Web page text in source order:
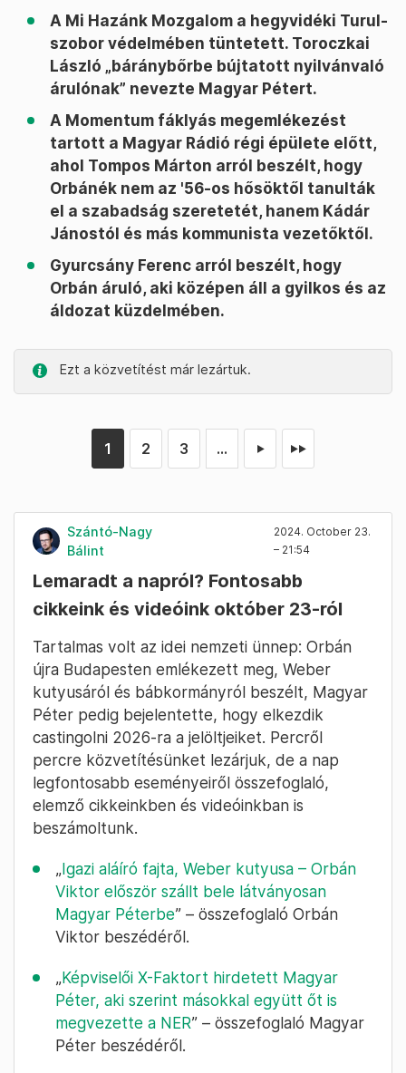
A Mi Hazánk Mozgalom a hegyvidéki Turul-
szobor védelmében tüntetett. Toroczkai
László „báránybőrbe bújtatott nyilvánvaló
árulónak” nevezte Magyar Pétert.
A Momentum fáklyás megemlékezést
tartott a Magyar Rádió régi épülete előtt,
ahol Tompos Márton arról beszélt, hogy
Orbánék nem az '56-os hősöktől tanulták
el a szabadság szeretetét, hanem Kádár
Jánostól és más kommunista vezetőktől.
Gyurcsány Ferenc arról beszélt, hogy
Orbán áruló, aki középen áll a gyilkos és az
áldozat küzdelmében.
Ezt a közvetítést már lezártuk.
1 2 3 ... ► ►►
Szántó-Nagy
Bálint
2024. October 23.
– 21:54
Lemaradt a napról? Fontosabb
cikkeink és videóink október 23-ról
Tartalmas volt az idei nemzeti ünnep: Orbán
újra Budapesten emlékezett meg, Weber
kutyusáról és bábkormányról beszélt, Magyar
Péter pedig bejelentette, hogy elkezdik
castingolni 2026-ra a jelöltjeiket. Percről
percre közvetítésünket lezárjuk, de a nap
legfontosabb eseményeiről összefoglaló,
elemző cikkeinkben és videóinkban is
beszámoltunk.
„Igazi aláíró fajta, Weber kutyusa – Orbán
Viktor először szállt bele látványosan
Magyar Péterbe” – összefoglaló Orbán
Viktor beszédéről.
„Képviselői X-Faktort hirdetett Magyar
Péter, aki szerint másokkal együtt őt is
megvezette a NER” – összefoglaló Magyar
Péter beszédéről.